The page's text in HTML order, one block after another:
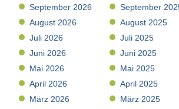
September 2026
August 2026
Juli 2026
Juni 2026
Mai 2026
April 2026
März 2026
September
August 2025
Juli 2025
Juni 2025
Mai 2025
April 2025
März 2025